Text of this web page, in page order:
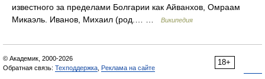
известного за пределами Болгарии как Айванхов, Омраам
Микаэль. Иванов, Михаил (род.… …
Википедия
18+
© Академик, 2000-2026
Обратная связь: Техподдержка Реклама на сайте